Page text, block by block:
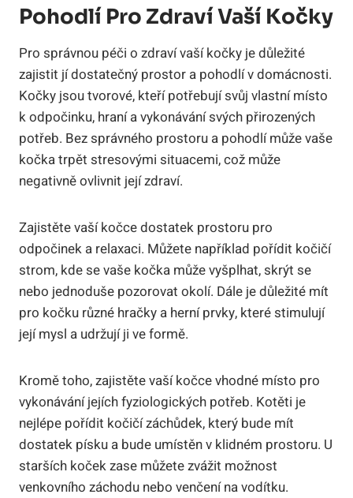
Pohodlí Pro Zdraví Vaší Kočky
Pro správnou péči o zdraví vaší kočky je důležité
zajistit jí dostatečný prostor a pohodlí v domácnosti.
Kočky jsou tvorové, kteří potřebují svůj vlastní místo
k odpočinku, hraní a vykonávání svých přirozených
potřeb. Bez správného prostoru a pohodlí může vaše
kočka trpět stresovými situacemi, což může
negativně ovlivnit její zdraví.
Zajistěte vaší kočce dostatek prostoru pro
odpočinek a relaxaci. Můžete například pořídit kočičí
strom, kde se vaše kočka může vyšplhat, skrýt se
nebo jednoduše pozorovat okolí. Dále je důležité mít
pro kočku různé hračky a herní prvky, které stimulují
její mysl a udržují ji ve formě.
Kromě toho, zajistěte vaší kočce vhodné místo pro
vykonávání jejích fyziologických potřeb. Kotěti je
nejlépe pořídit kočičí záchůdek, který bude mít
dostatek písku a bude umístěn v klidném prostoru. U
starších koček zase můžete zvážit možnost
venkovního záchodu nebo venčení na vodítku.